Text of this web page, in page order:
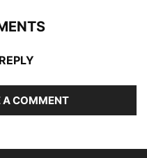
A COMMENT